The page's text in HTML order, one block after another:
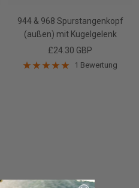
944 & 968 Spurstangenkopf
(außen) mit Kugelgelenk
Angebotspreis
£24.30 GBP
1 Bewertung